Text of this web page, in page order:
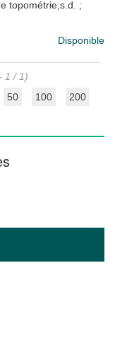
topométrie,s.d. ;
Disponible
1 / 1)
50 100 200